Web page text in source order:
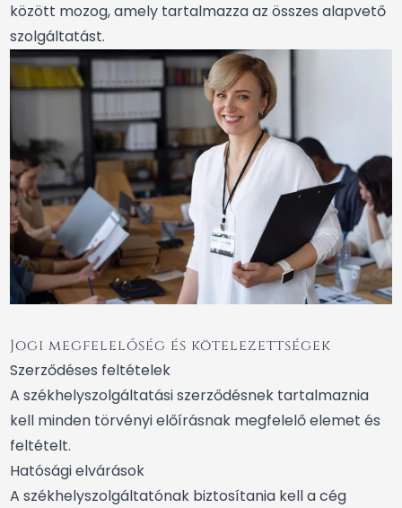
között mozog, amely tartalmazza az összes alapvető
szolgáltatást.
Jogi megfelelőség és kötelezettségek
Szerződéses feltételek
A székhelyszolgáltatási szerződésnek tartalmaznia
kell minden törvényi előírásnak megfelelő elemet és
feltételt.
Hatósági elvárások
A székhelyszolgáltatónak biztosítania kell a cég